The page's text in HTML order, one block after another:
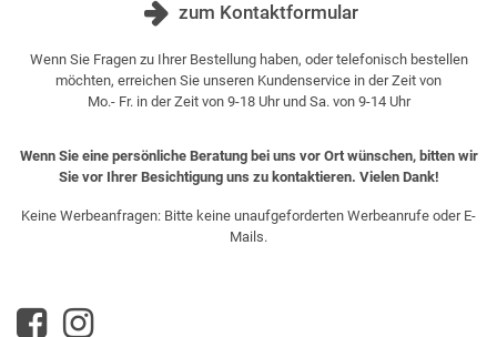
zum Kontaktformular
Wenn Sie Fragen zu Ihrer Bestellung haben, oder telefonisch bestellen
möchten, erreichen Sie unseren Kundenservice in der Zeit von
Mo.- Fr. in der Zeit von 9-18 Uhr und Sa. von 9-14 Uhr
Wenn Sie eine persönliche Beratung bei uns vor Ort wünschen, bitten wir
Sie vor Ihrer Besichtigung uns zu kontaktieren. Vielen Dank!
Keine Werbeanfragen: Bitte keine unaufgeforderten Werbeanrufe oder E-
Mails.